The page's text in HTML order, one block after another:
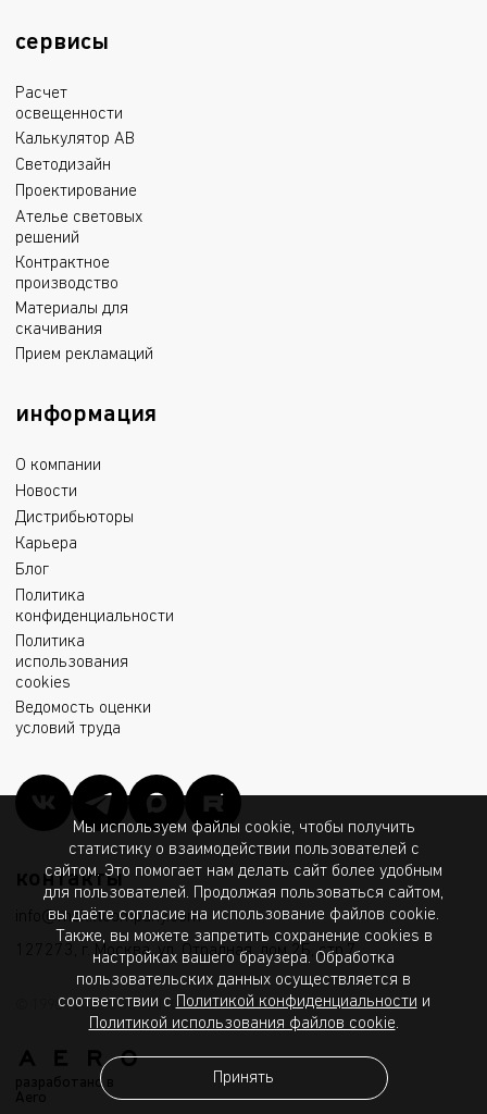
сервисы
Расчет
освещенности
Калькулятор АВ
Светодизайн
Проектирование
Ателье световых
решений
Контрактное
производство
Материалы для
скачивания
Прием рекламаций
информация
О компании
Новости
Дистрибьюторы
Карьера
Блог
Политика
конфиденциальности
Политика
использования
cookies
Ведомость оценки
условий труда
контакты
info@msk.ltcompany.com
127273, г. Москва, ул. Отрадная, дом 2Б, стр.7
разработано в
Aero
© 1998 - 2026 ООО «МГК «Световые Технологии»
Мы используем файлы cookie, чтобы получить
статистику о взаимодействии пользователей с
сайтом. Это помогает нам делать сайт более удобным
для пользователей. Продолжая пользоваться сайтом,
вы даёте согласие на использование файлов cookie.
Также, вы можете запретить сохранение cookies в
настройках вашего браузера. Обработка
пользовательских данных осуществляется в
соответствии с
Политикой конфиденциальности и
Политикой использования файлов cookie.
Принять